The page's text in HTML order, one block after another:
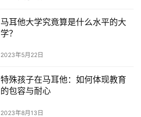
马耳他大学究竟算是什么水平的大
学？
2023年5月22日
特殊孩子在马耳他：如何体现教育
的包容与耐心
2023年8月13日